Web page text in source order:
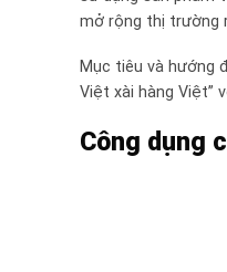
mở rộng thị trường
Mục tiêu và hướng
Việt xài hàng Việt”
Công dụng